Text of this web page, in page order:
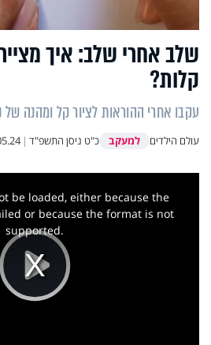
שלב אחרי שלב: איך
קלות?
עקבו אחרי ההוראות לציור קל ומהנה של
עולם הילדים למעקב כ"ט ניסן התשפ"ד |
Play
be loaded, either because the
or because the format is not
supported.